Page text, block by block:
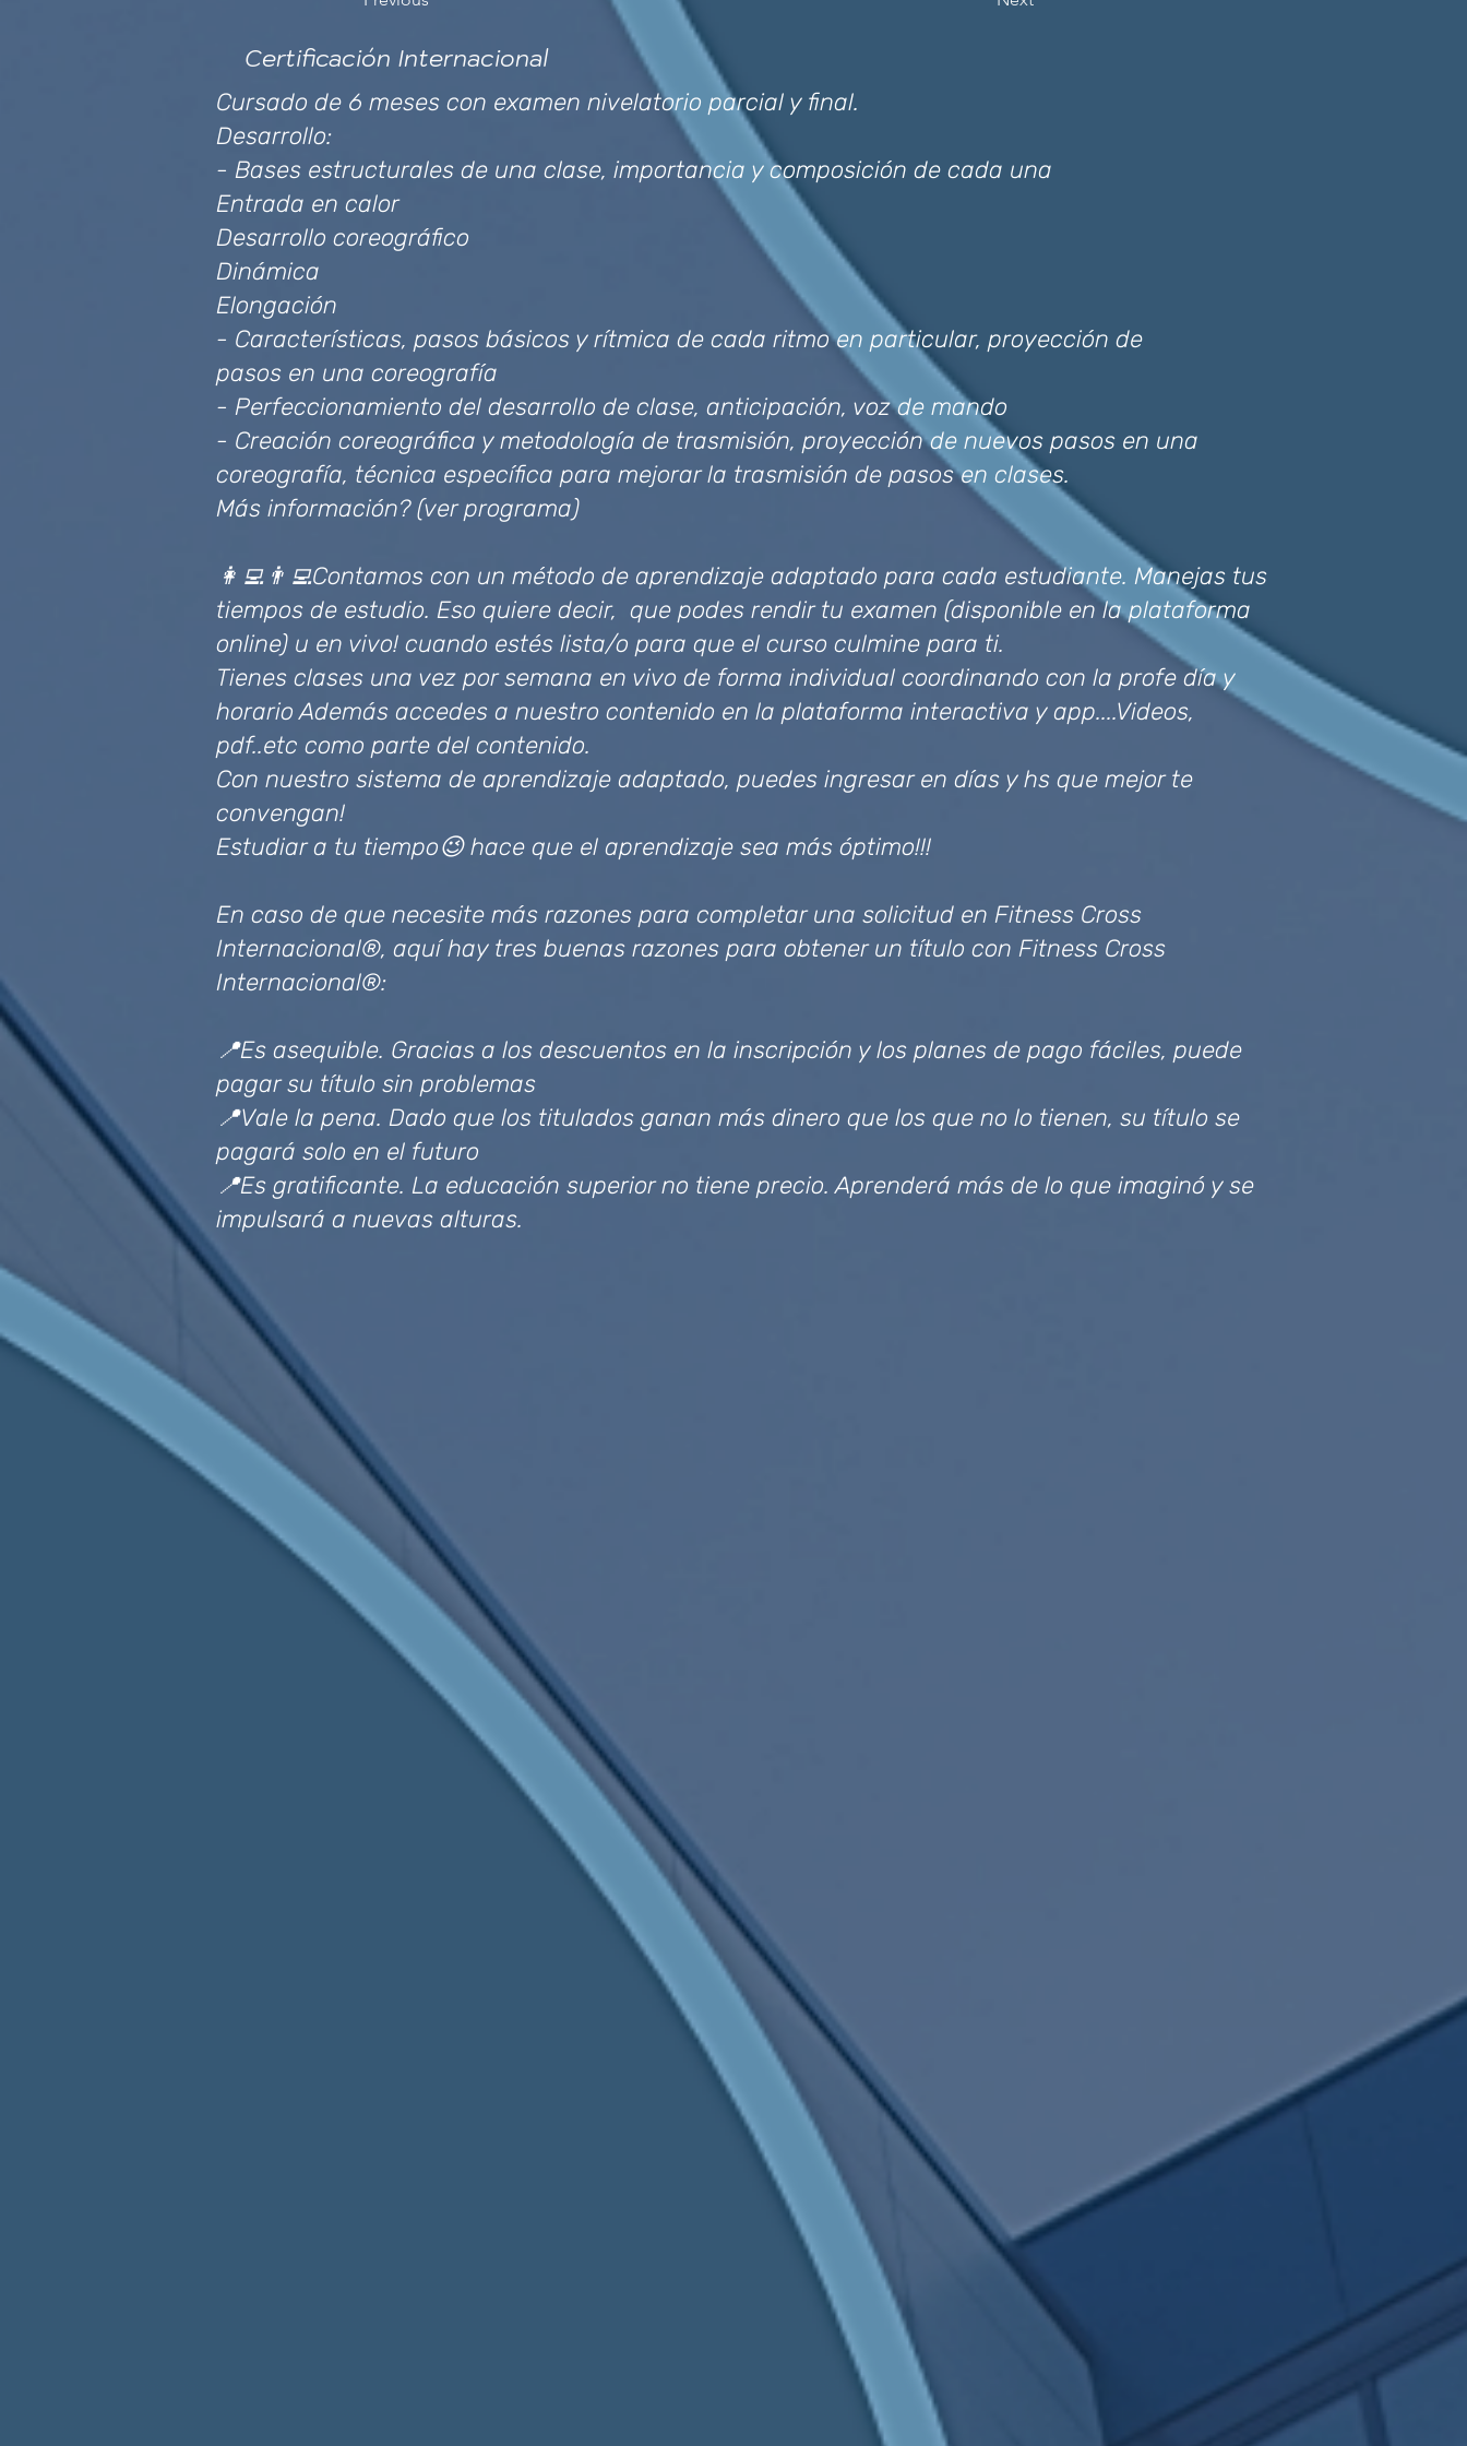
Certificación Internacional
Cursado de 6 meses con examen nivelatorio parcial y final.
Desarrollo:
- Bases estructurales de una clase, importancia y composición de cada una
Entrada en calor
Desarrollo coreográfico
Dinámica
Elongación
- Características, pasos básicos y rítmica de cada ritmo en particular, proyección de
pasos en una coreografía
- Perfeccionamiento del desarrollo de clase, anticipación, voz de mando
- Creación coreográfica y metodología de trasmisión, proyección de nuevos pasos en una
coreografía, técnica específica para mejorar la trasmisión de pasos en clases.
Más información? (ver programa)
👩‍💻👨‍💻Contamos con un método de aprendizaje adaptado para cada estudiante. Manejas tus
tiempos de estudio. Eso quiere decir, que podes rendir tu examen (disponible en la plataforma
online) u en vivo! cuando estés lista/o para que el curso culmine para ti.
Tienes clases una vez por semana en vivo de forma individual coordinando con la profe día y
horario Además accedes a nuestro contenido en la plataforma interactiva y app....Videos,
pdf..etc como parte del contenido.
Con nuestro sistema de aprendizaje adaptado, puedes ingresar en días y hs que mejor te
convengan!
Estudiar a tu tiempo😉 hace que el aprendizaje sea más óptimo!!!
En caso de que necesite más razones para completar una solicitud en Fitness Cross
Internacional®, aquí hay tres buenas razones para obtener un título con Fitness Cross
Internacional®:
📍Es asequible. Gracias a los descuentos en la inscripción y los planes de pago fáciles, puede
pagar su título sin problemas
📍Vale la pena. Dado que los titulados ganan más dinero que los que no lo tienen, su título se
pagará solo en el futuro
📍Es gratificante. La educación superior no tiene precio. Aprenderá más de lo que imaginó y se
impulsará a nuevas alturas.